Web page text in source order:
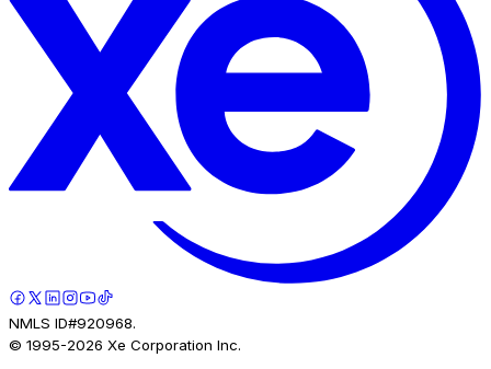
NMLS ID#920968.
© 1995-2026 Xe Corporation Inc.